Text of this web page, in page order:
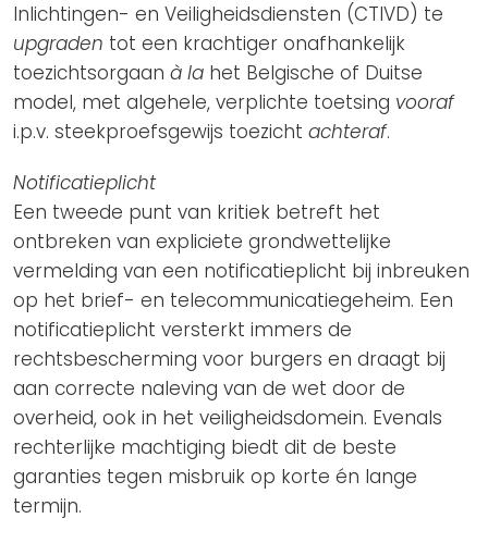
Inlichtingen- en Veiligheidsdiensten (CTIVD) te
upgraden tot een krachtiger onafhankelijk
toezichtsorgaan à la het Belgische of Duitse
model, met algehele, verplichte toetsing vooraf
i.p.v. steekproefsgewijs toezicht achteraf.
Notificatieplicht
Een tweede punt van kritiek betreft het
ontbreken van expliciete grondwettelijke
vermelding van een notificatieplicht bij inbreuken
op het brief- en telecommunicatiegeheim. Een
notificatieplicht versterkt immers de
rechtsbescherming voor burgers en draagt bij
aan correcte naleving van de wet door de
overheid, ook in het veiligheidsdomein. Evenals
rechterlijke machtiging biedt dit de beste
garanties tegen misbruik op korte én lange
termijn.